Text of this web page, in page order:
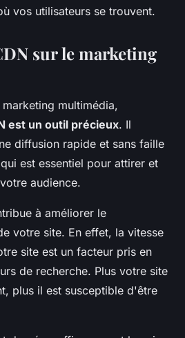
vos utilisateurs se trouvent.
sur le marketing
multimédia,
est un outil précieux. Il
diffusion rapide et sans faille
est essentiel pour attirer et
audience.
à améliorer le
votre site. En effet, la vitesse
site est un facteur pris en
de recherche. Plus votre site
plus il est susceptible d'être